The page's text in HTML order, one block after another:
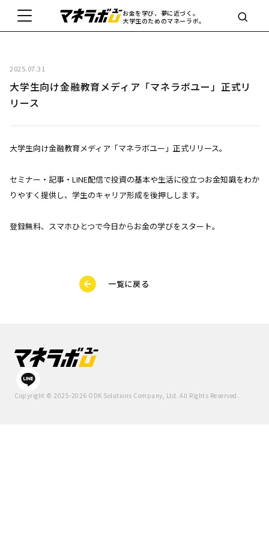
お金を学び、夢に近づく。
大学生のためのマネーラボ。
2025.07.31
大学生向け金融教育メディア「マネラボユー」正式リ
リース
大学生向け金融教育メディア「マネラボユー」正式リリース。
セミナー・記事・LINE配信で投資の基本や生活に役立つお金知識をわか
りやすく提供し、学生のキャリア形成を後押しします。
登録無料、スマホひとつで今日からお金の学びをスタート。
一覧に戻る
Copyright © 2025-2026 ODK Solutions Company, Ltd. All Rights Reserved.